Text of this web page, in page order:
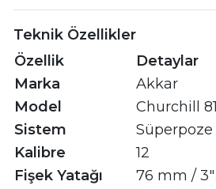
Teknik Özellikler
Özellik
Detaylar
Marka
Akkar
Model
Churchill
Sistem
Kalibre
12
Fişek Yatağı
76 mm /